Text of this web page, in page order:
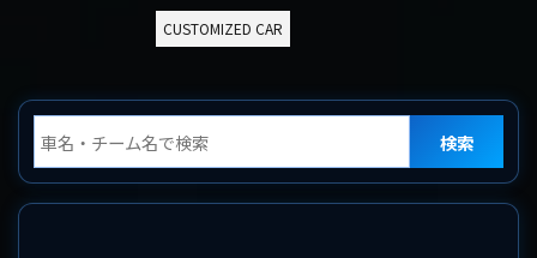
CUSTOMIZED CAR
検索